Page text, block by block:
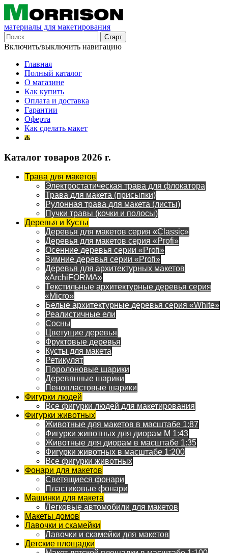
материалы для макетирования
Включить/выключить навигацию
Главная
Полный каталог
О магазине
Как купить
Оплата и доставка
Гарантии
Оферта
Как сделать макет
Каталог товаров 2026 г.
Трава для макетов
Электростатическая трава для флокатора
Трава для макета (присыпки)
Рулонная трава для макета (листы)
Пучки травы (кочки и полосы)
Деревья и Кусты
Деревья для макетов серия «Classic»
Деревья для макетов серия «Profi»
Осенние деревья серии «Profi»
Зимние деревья серии «Profi»
Деревья для архитектурных макетов
«ArchiFORMA»
Текстильные архитектурные деревья серия
«Micro»
Белые архитектурные деревья серия «White»
Реалистичные ели
Сосны
Цветущие деревья
Фруктовые деревья
Кусты для макета
Ретикулят
Поролоновые шарики
Деревянные шарики
Пенопластовые шарики
Фигурки людей
Все фигурки людей для макетирования
Фигурки животных
Животные для макетов в масштабе 1:87
Фигурки животных для диорам М 1:43
Животные для диорам в масштабе 1:35
Фигурки животных в масштабе 1:200
Все фигурки животных
Фонари для макетов
Светящиеся фонари
Пластиковые фонари
Машинки для макета
Легковые автомобили для макетов
Макеты домов
Лавочки и скамейки
Лавочки и скамейки для макетов
Детские площадки